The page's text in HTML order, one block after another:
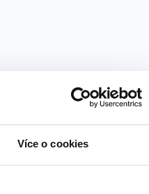
Více o cookies